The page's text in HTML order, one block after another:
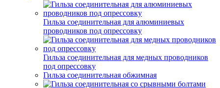
Гильза соединительная для алюминиевых
проводников под опрессовку
Гильза соединительная для медных проводников
под опрессовку
Гильза соединительная обжимная